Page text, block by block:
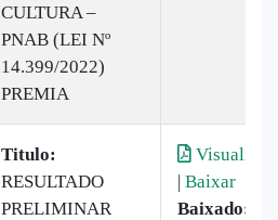
CULTURA –
PNAB (LEI Nº
14.399/2022)
PREMIA
Titulo:
RESULTADO
PRELIMINAR
Visualizar
| Baixar
Baixado: